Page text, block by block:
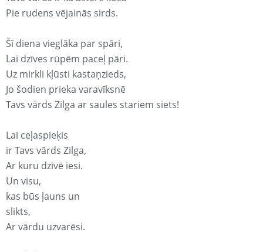
Pie rudens vējainās sirds.
Šī diena vieglāka par spāri,
Lai dzīves rūpēm paceļ pāri.
Uz mirkli kļūsti kastaņzieds,
Jo šodien prieka varavīksnē
Tavs vārds Zilga ar saules stariem siets!
Lai ceļaspieķis
ir Tavs vārds Zilga,
Ar kuru dzīvē iesi.
Un visu,
kas būs ļauns un
slikts,
Ar vārdu uzvarēsi.